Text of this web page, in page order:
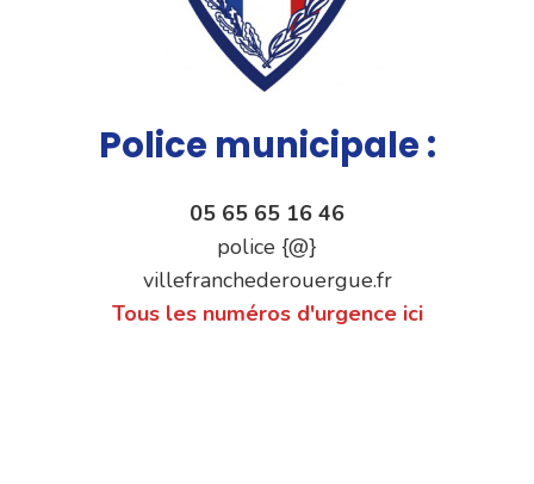
Police municipale :
05 65 65 16 46
police {@}
villefranchederouergue.fr
Tous les numéros d'urgence ici